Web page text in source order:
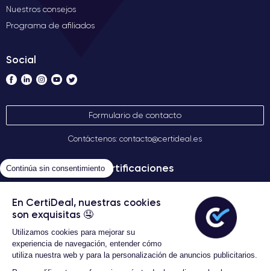
Continúa sin consentimiento
En CertiDeal, nuestras cookies
son exquisitas 🤤
Utilizamos cookies para mejorar su
experiencia de navegación, entender cómo
utiliza nuestra web y para la personalización de anuncios publicitarios.
Nuestros consejos
Programa de afiliados
Social
Formulario de contacto
Contáctenos: contacto@certideal.es
Certificaciones